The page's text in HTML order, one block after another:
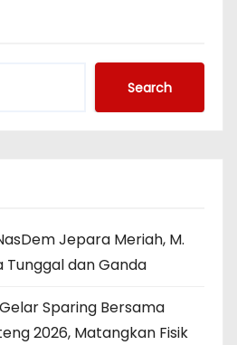
Search
Jepara Meriah, M.
Tunggal dan Ganda
Sparing Bersama
2026, Matangkan Fisik